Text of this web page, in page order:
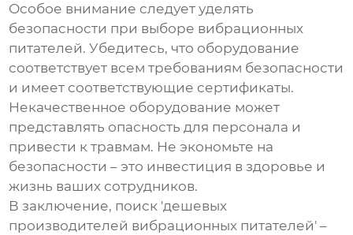
Особое внимание следует уделять
безопасности при выборе вибрационных
питателей. Убедитесь, что оборудование
соответствует всем требованиям безопасности
и имеет соответствующие сертификаты.
Некачественное оборудование может
представлять опасность для персонала и
привести к травмам. Не экономьте на
безопасности – это инвестиция в здоровье и
жизнь ваших сотрудников.
В заключение, поиск 'дешевых
производителей вибрационных питателей' –